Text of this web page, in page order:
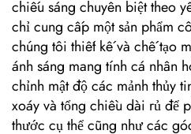
chiếu sáng chuyên biệt theo
chỉ cung cấp một sản phẩm
chúng tôi thiết kế và chế tạo
ánh sáng mang tính cá nhân
chỉnh mật độ các mảnh thủy
xoáy và tổng chiều dài rủ để
thước cụ thể cũng như các